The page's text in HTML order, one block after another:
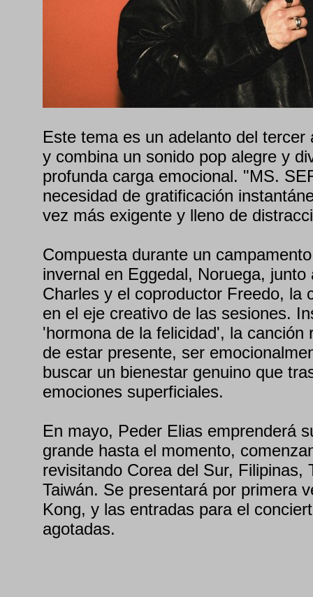
Este tema es un adelanto del tercer
y combina un sonido pop alegre y
profunda carga emocional. "MS.
necesidad de gratificación
vez más exigente y lleno de
Compuesta durante un
invernal en Eggedal, Noruega, junto
Charles y el coproductor Freedo, la
en el eje creativo de las sesiones.
'hormona de la felicidad', la canción
de estar presente, ser
buscar un bienestar genuino que
emociones superficiales.
En mayo, Peder Elias emprenderá
grande hasta el momento,
revisitando Corea del Sur, Filipinas,
Taiwán. Se presentará por primera
Kong, y las entradas para el
agotadas.